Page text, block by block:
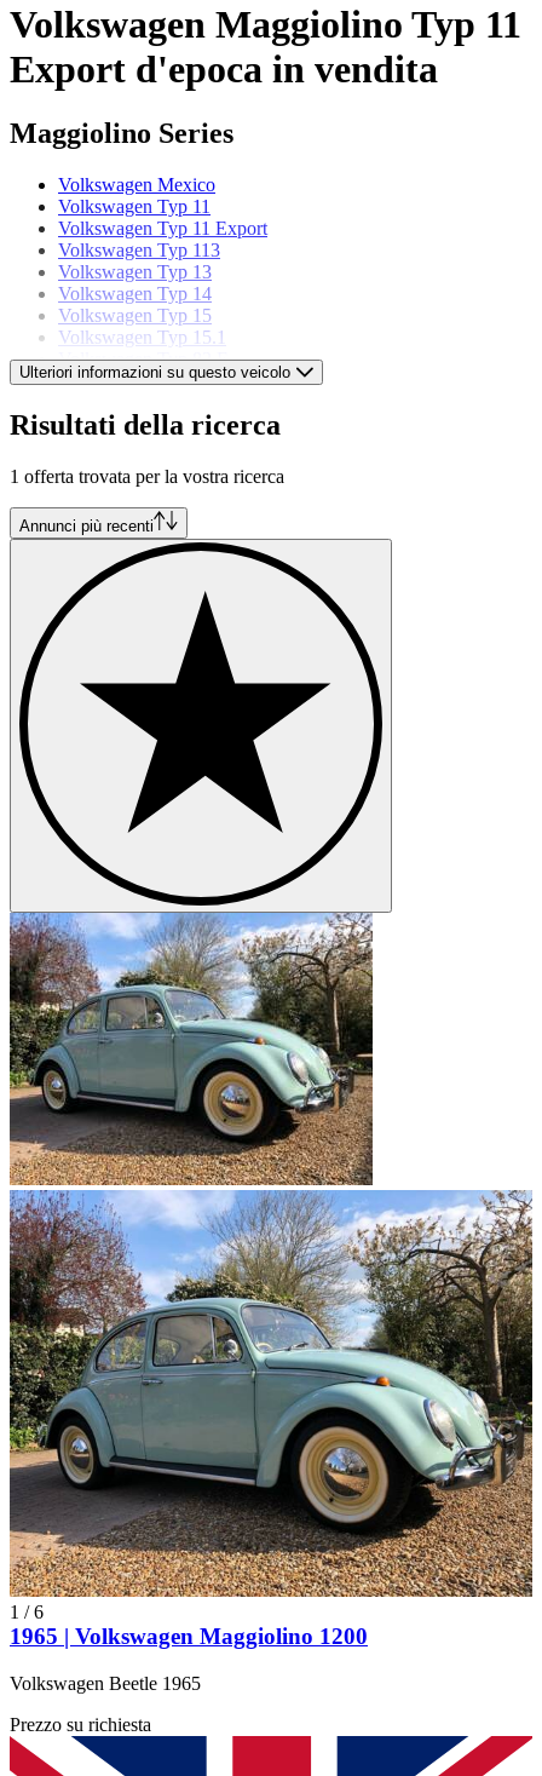
Volkswagen Maggiolino Typ 11
Export d'epoca in vendita
Maggiolino Series
Volkswagen Mexico
Volkswagen Typ 11
Volkswagen Typ 11 Export
Volkswagen Typ 113
Volkswagen Typ 13
Volkswagen Typ 14
Volkswagen Typ 15
Volkswagen Typ 15.1
Volkswagen Typ 82 E
Modelli di Volkswagen
Volkswagen Beetle
Volkswagen Buggy
Volkswagen Corrado
Volkswagen Golf
Volkswagen Karmann Ghia
Volkswagen New Beetle
Volkswagen Passat
Volkswagen Phaeton
Volkswagen Polo
Volkswagen Tipo 3
Volkswagen Transporter
Ulteriori informazioni su questo veicolo
Risultati della ricerca
1 offerta trovata per la vostra ricerca
Annunci più recenti
1 /6
1965 | Volkswagen Maggiolino 1200
Volkswagen Beetle 1965
Prezzo su richiesta